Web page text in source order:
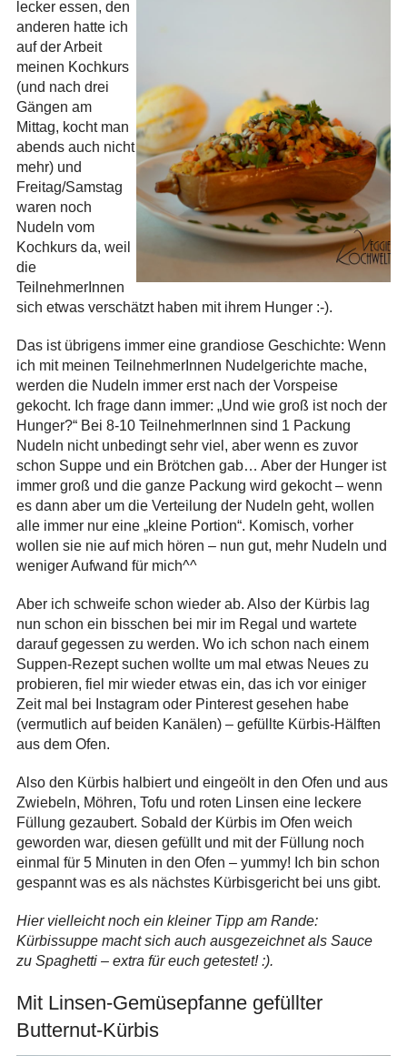
lecker essen, den
anderen hatte ich
auf der Arbeit
meinen Kochkurs
(und nach drei
Gängen am
Mittag, kocht man
abends auch nicht
mehr) und
Freitag/Samstag
waren noch
Nudeln vom
Kochkurs da, weil
die
TeilnehmerInnen
sich etwas verschätzt haben mit ihrem Hunger :-).
Das ist übrigens immer eine grandiose Geschichte: Wenn
ich mit meinen TeilnehmerInnen Nudelgerichte mache,
werden die Nudeln immer erst nach der Vorspeise
gekocht. Ich frage dann immer: „Und wie groß ist noch der
Hunger?“ Bei 8-10 TeilnehmerInnen sind 1 Packung
Nudeln nicht unbedingt sehr viel, aber wenn es zuvor
schon Suppe und ein Brötchen gab… Aber der Hunger ist
immer groß und die ganze Packung wird gekocht – wenn
es dann aber um die Verteilung der Nudeln geht, wollen
alle immer nur eine „kleine Portion“. Komisch, vorher
wollen sie nie auf mich hören – nun gut, mehr Nudeln und
weniger Aufwand für mich^^
Aber ich schweife schon wieder ab. Also der Kürbis lag
nun schon ein bisschen bei mir im Regal und wartete
darauf gegessen zu werden. Wo ich schon nach einem
Suppen-Rezept suchen wollte um mal etwas Neues zu
probieren, fiel mir wieder etwas ein, das ich vor einiger
Zeit mal bei Instagram oder Pinterest gesehen habe
(vermutlich auf beiden Kanälen) – gefüllte Kürbis-Hälften
aus dem Ofen.
Also den Kürbis halbiert und eingeölt in den Ofen und aus
Zwiebeln, Möhren, Tofu und roten Linsen eine leckere
Füllung gezaubert. Sobald der Kürbis im Ofen weich
geworden war, diesen gefüllt und mit der Füllung noch
einmal für 5 Minuten in den Ofen – yummy! Ich bin schon
gespannt was es als nächstes Kürbisgericht bei uns gibt.
Hier vielleicht noch ein kleiner Tipp am Rande:
Kürbissuppe macht sich auch ausgezeichnet als Sauce
zu Spaghetti – extra für euch getestet! :).
Mit Linsen-Gemüsepfanne gefüllter
Butternut-Kürbis